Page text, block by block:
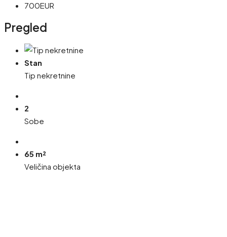
700EUR
Pregled
Stan
Tip nekretnine
2
Sobe
65 m²
Veličina objekta